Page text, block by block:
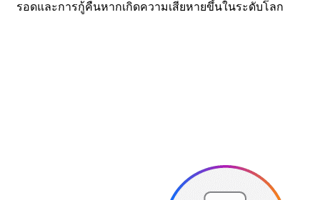
รอดและการกู้คืนหากเกิดความเสียหายขึ้นในระดับโลก